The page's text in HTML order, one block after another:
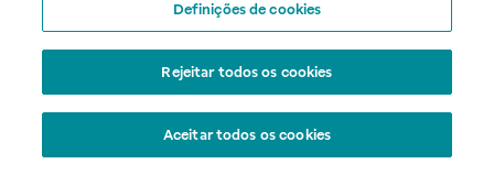
Definições de cookies
Rejeitar todos os cookies
Aceitar todos os cookies